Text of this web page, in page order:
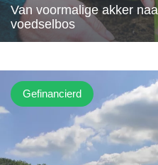
Van voormalige akker
voedselbos
Gefinancierd